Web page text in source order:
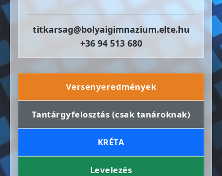
titkarsag@bolyaigimnazium.elte.hu
+36 94 513 680
Versenyeredmények
Tantárgyfelosztás (csak tanároknak)
KRÉTA
Levelezés